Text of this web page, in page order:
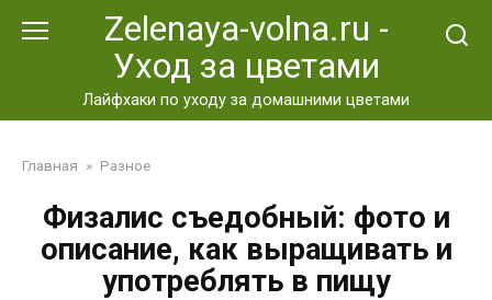
Zelenaya-volna.ru -
Уход за цветами
Лайфхаки по уходу за домашними цветами
Главная » Разное
Физалис съедобный: фото и
описание, как выращивать и
употреблять в пищу